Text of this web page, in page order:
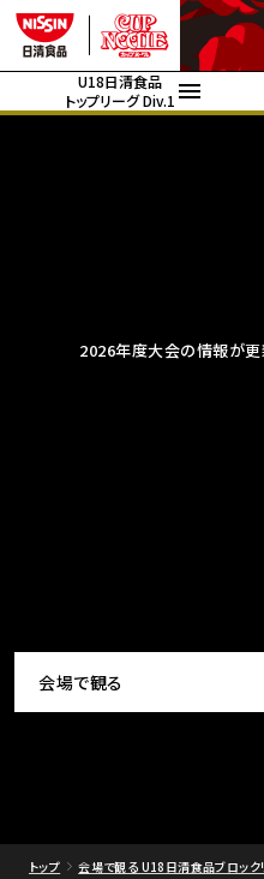
U18日清食品
トップリーグ Div.1
2026年度大会の情報が更
会場で観る
トップ 会場で観る U18日清食品ブロッ